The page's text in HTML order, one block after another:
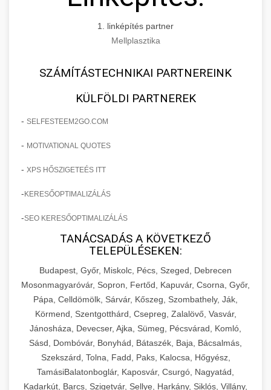
1. linképítés partner
Mellplasztika
SZÁMÍTÁSTECHNIKAI PARTNEREINK
KÜLFÖLDI PARTNEREK
- SELFESTEEM2GO.COM
- MOTIVATIONAL QUOTES
- XPS HŐSZIGETEÉS ITT
- KERESŐOPTIMALIZÁLÁS
-SEO KERESŐOPTIMALIZÁLÁS
TANÁCSADÁS A KÖVETKEZŐ
TELEPÜLÉSEKEN:
Budapest, Győr, Miskolc, Pécs, Szeged, Debrecen
Mosonmagyaróvár, Sopron, Fertőd, Kapuvár, Csorna, Győr,
Pápa, Celldömölk, Sárvár, Kőszeg, Szombathely, Ják,
Körmend, Szentgotthárd, Csepreg, Zalalövő, Vasvár,
Jánosháza, Devecser, Ajka, Sümeg, Pécsvárad, Komló,
Sásd, Dombóvár, Bonyhád, Bátaszék, Baja, Bácsalmás,
Szekszárd, Tolna, Fadd, Paks, Kalocsa, Hőgyész,
TamásiBalatonboglár, Kaposvár, Csurgó, Nagyatád,
Kadarkút, Barcs, Szigetvár, Sellye, Harkány, Siklós, Villány,